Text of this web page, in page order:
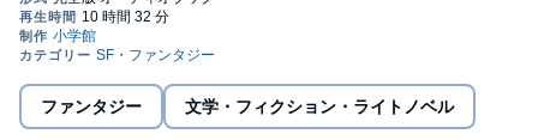
ファンタジー 文学・フィクション・ライトノベル